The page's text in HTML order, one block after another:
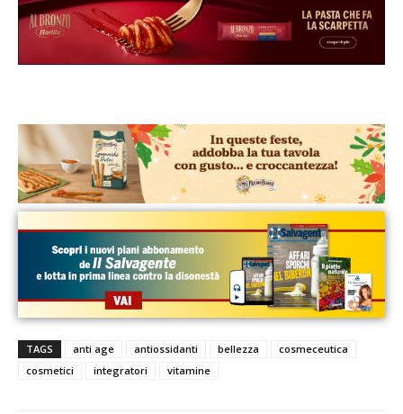
TAGS anti age antiossidanti bellezza
cosmeceutica
cosmetici
integratori vitamine